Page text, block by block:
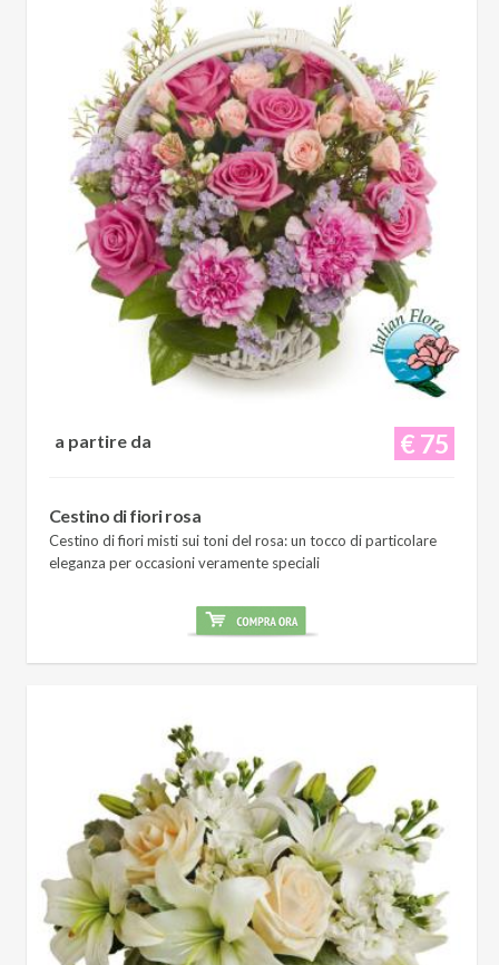
€ 75
a partire da
Cestino di fiori rosa
Cestino di fiori misti sui toni del rosa: un tocco di particolare
eleganza per occasioni veramente speciali